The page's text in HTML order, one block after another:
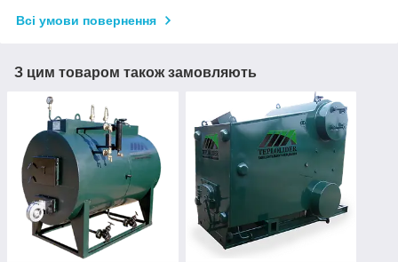
Всі умови повернення
З цим товаром також замовляють